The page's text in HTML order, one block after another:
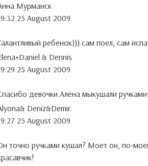
Мурманск
25 August 2009
ребенок))) сам поел, сам
& Dennis
25 August 2009
девочки.Алёна мыкушали
Deniz&Demir
25 August 2009
точно ручками кушал? Моет он, по-